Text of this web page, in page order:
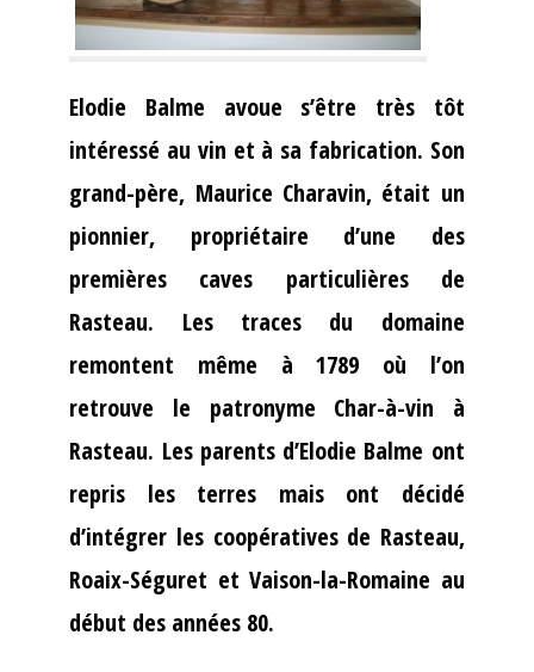
Elodie Balme avoue s’être très tôt
intéressé au vin et à sa fabrication. Son
grand-père, Maurice Charavin, était un
pionnier, propriétaire d’une des
premières caves particulières de
Rasteau. Les traces du domaine
remontent même à 1789 où l’on
retrouve le patronyme Char-à-vin à
Rasteau. Les parents d’Elodie Balme ont
repris les terres mais ont décidé
d’intégrer les coopératives de Rasteau,
Roaix-Séguret et Vaison-la-Romaine au
début des années 80.